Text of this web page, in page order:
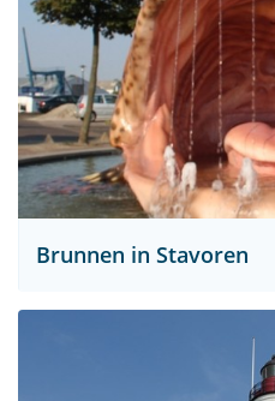
Brunnen in Stavoren